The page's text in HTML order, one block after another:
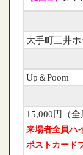
大手町三井
Up＆Poom
15,000円（
来場者全員ハ
ポストカード